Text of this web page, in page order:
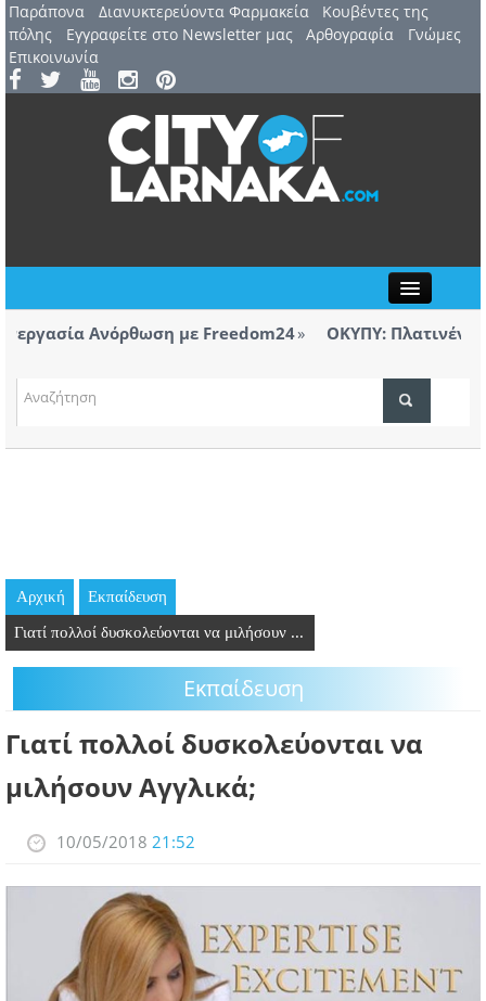
Παράπονα Διανυκτερεύοντα Φαρμακεία
Kουβέντες της
πόλης
Εγγραφείτε στο Newsletter μας Αρθογραφία
Γνώμες
Επικοινωνία
ΤΟΠΙΚΑ ΝΕΑ
ΘΕΣΕΙΣ ΕΡΓΑΣΙΑΣ
PODCAST
ΛΑΡΝΑΚΑ 2030
Ανόρθωση με Freedom24
ΟΚΥΠΥ: Πλατινένια
Ανόρθωση με Freedom24
Αρχική Εκπαίδευση
Γιατί πολλοί δυσκολεύονται να μιλήσουν ...
Εκπαίδευση
Γιατί πολλοί δυσκολεύονται να
μιλήσουν Αγγλικά;
10/05/2018 21:52